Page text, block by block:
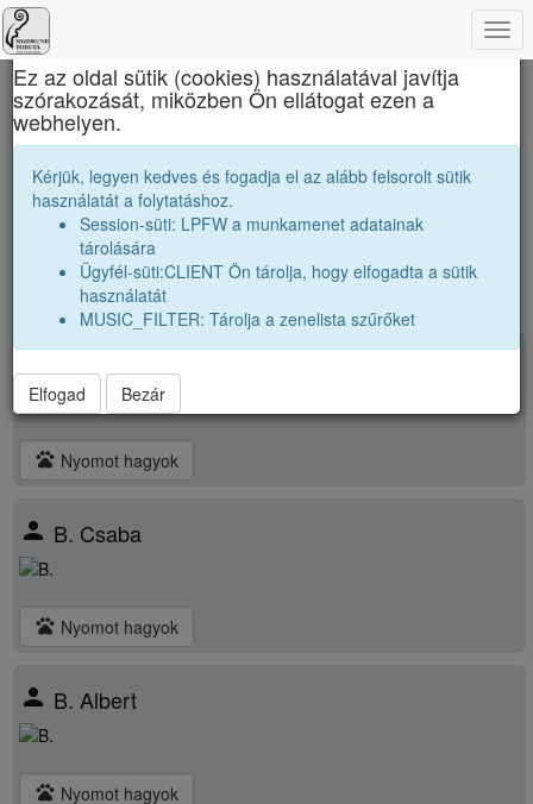
Sigismund Toduță Zenei Főgimnázium
Osztálytársak
Névsor bővítése új véndiákkal
Véndiákok száma:19
kissebbek |1958 11A
A. Miklós
pets Nyomot hagyok
person B. Csaba
pets Nyomot hagyok
person B. Albert
pets Nyomot hagyok
×
Ez az oldal sütik (cookies) használatával javítja
szórakozását, miközben Ön ellátogat ezen a
webhelyen.
Kérjük, legyen kedves és fogadja el az alább felsorolt sütik
használatát a folytatáshoz.
Session-süti: LPFW a munkamenet adatainak
tárolására
Ügyfél-süti:CLIENT Ön tárolja, hogy elfogadta a sütik
használatát
MUSIC_FILTER: Tárolja a zenelista szűrőket
Elfogad Bezár